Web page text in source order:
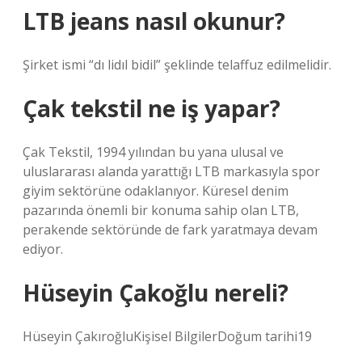
LTB jeans nasıl okunur?
Şirket ismi “dı lidıl bidil” şeklinde telaffuz edilmelidir.
Çak tekstil ne iş yapar?
Çak Tekstil, 1994 yılından bu yana ulusal ve
uluslararası alanda yarattığı LTB markasıyla spor
giyim sektörüne odaklanıyor. Küresel denim
pazarında önemli bir konuma sahip olan LTB,
perakende sektöründe de fark yaratmaya devam
ediyor.
Hüseyin Çakoğlu nereli?
Hüseyin ÇakıroğluKişisel BilgilerDoğum tarihi19